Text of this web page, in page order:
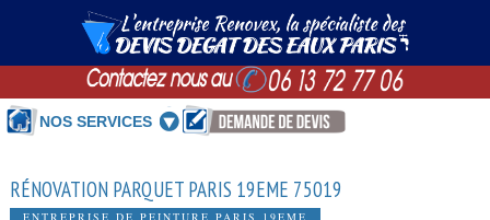
NOS SERVICES
RÉNOVATION PARQUET PARIS 19EME 75019
ENTREPRISE DE PEINTURE PARIS 19EME